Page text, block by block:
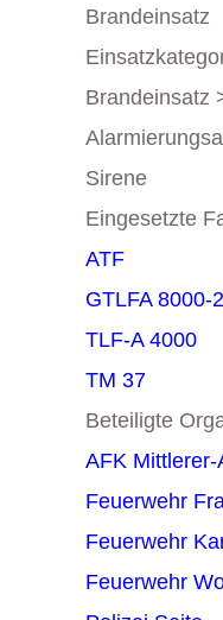
Brandeinsatz
Brandeinsatz
Sirene
Eingesetzte
ATF
GTLFA 8000-
TLF-A 4000
TM 37
Beteiligte
AFK Mittlerer-
Feuerwehr
Feuerwehr
Feuerwehr